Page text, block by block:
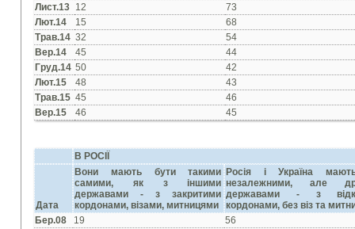
Лист.13 12
73
Лют.14
15
68
Трав.14 32
54
Вер.14
45
44
Груд.14 50
42
Лют.15
48
43
Трав.15 45
46
Вер.15
46 45
В РОСІЇ
Дата
Вони мають бути такими
самими, як з іншими
державами - з закритими
кордонами, візами, митницями
Росія і Україна
незалежними, але
державами - з
кордонами, без віз та
Бер.08
19
56